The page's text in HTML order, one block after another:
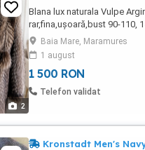
2
Blana lux naturala Vulpe
rar,fina,ușoară,bust 90-110,
Baia Mare, Maramures
1 august
1 500 RON
Telefon validat
Kronstadt Men's